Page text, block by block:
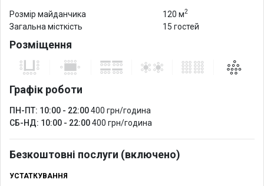
Розмір майданчика 120 м2
Загальна місткість 15 гостей
Розміщення
Графік роботи
ПН-ПТ: 10:00 - 22:00400 грн/година
СБ-НД: 10:00 - 22:00400 грн/година
Безкоштовні послуги (включено)
УСТАТКУВАННЯ